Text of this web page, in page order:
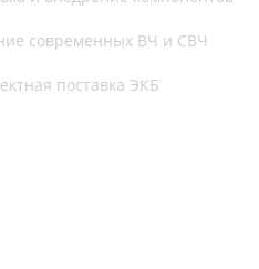
современных ВЧ и СВЧ
поставка ЭКБ